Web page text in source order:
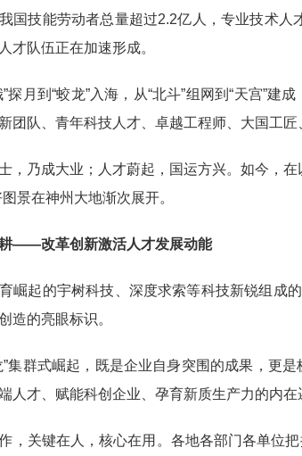
技能劳动者总量超过2.2亿人，专业技术人
才队伍正在加速形成。
月到“蛟龙”入海，从“北斗”组网到“天宫”建
团队、青年科技人才、卓越工程师、大国工匠
乃成大业；人才蔚起，国运方兴。如今，在
景在神州大地渐次展开。
——改革创新激活人才发展动能
起的宇树科技、深度求索等科技新锐组成的
造的亮眼标识。
群式崛起，既是企业自身突围的成果，更是
人才、赋能科创企业、孕育新质生产力的内在
关键在人，核心在用。各地各部门各单位把